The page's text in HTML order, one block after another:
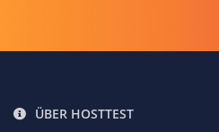
ÜBER HOSTTEST